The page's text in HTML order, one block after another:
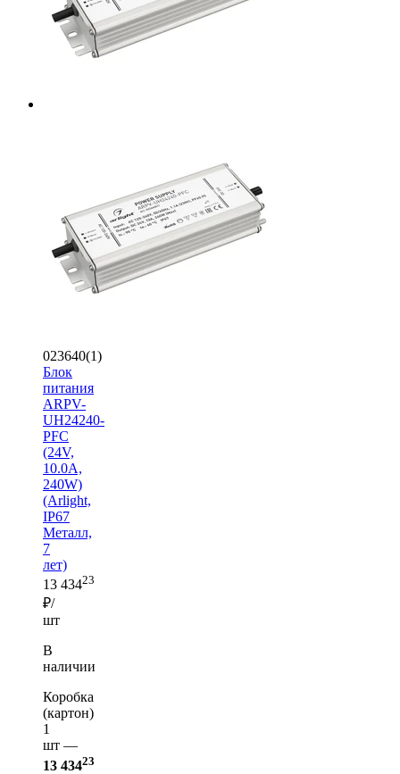
023640(1)
Блок
питания
ARPV-
UH24240-
PFC
(24V,
10.0A,
240W)
(Arlight,
IP67
Металл,
7
лет)
13 43423
₽/
шт
В
наличии
Коробка
(картон)
1
шт —
13 43423